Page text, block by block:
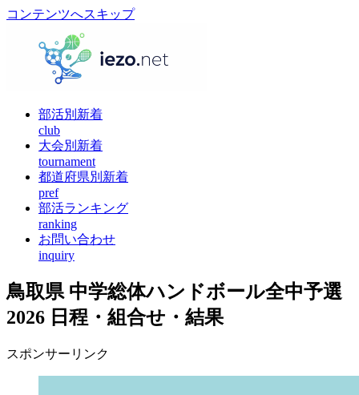
コンテンツへスキップ
部活別新着
club
大会別新着
tournament
都道府県別新着
pref
部活ランキング
ranking
お問い合わせ
inquiry
鳥取県 中学総体ハンドボール全中予選
2026 日程・組合せ・結果
スポンサーリンク